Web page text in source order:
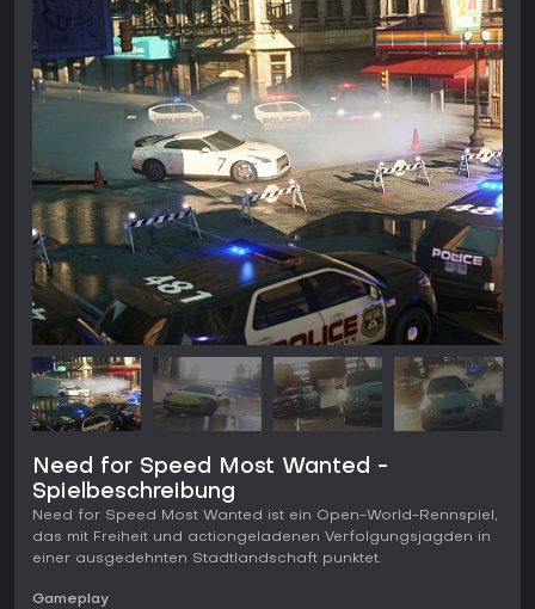
Need for Speed Most Wanted -
Spielbeschreibung
Need for Speed Most Wanted ist ein Open-World-Rennspiel,
das mit Freiheit und actiongeladenen Verfolgungsjagden in
einer ausgedehnten Stadtlandschaft punktet.
Gameplay